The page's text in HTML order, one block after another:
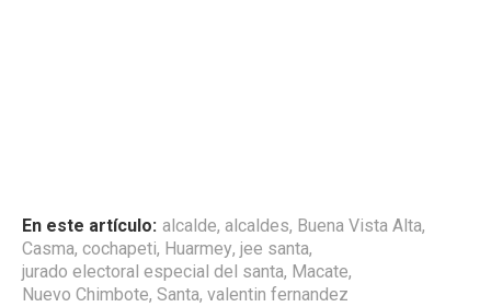
En este artículo: alcalde, alcaldes, Buena Vista Alta,
Casma, cochapeti, Huarmey, jee santa,
jurado electoral especial del santa, Macate,
Nuevo Chimbote, Santa, valentin fernandez